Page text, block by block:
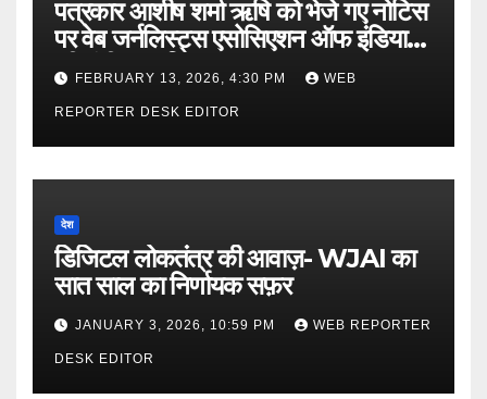
पत्रकार आशीष शर्मा ऋषि को भेजे गए नोटिस
पर वेब जर्नलिस्ट्स एसोसिएशन ऑफ इंडिया
की गंभीर आपत्ति
FEBRUARY 13, 2026, 4:30 PM WEB
REPORTER DESK EDITOR
देश
डिजिटल लोकतंत्र की आवाज़- WJAI का
सात साल का निर्णायक सफ़र
JANUARY 3, 2026, 10:59 PM WEB REPORTER
DESK EDITOR